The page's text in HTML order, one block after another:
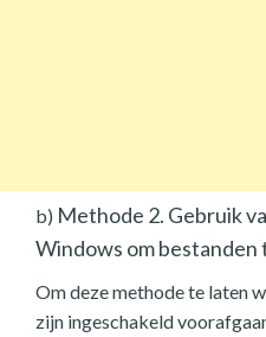
b) Methode 2. Gebruik
Windows om bestanden
Om deze methode te laten
zijn ingeschakeld